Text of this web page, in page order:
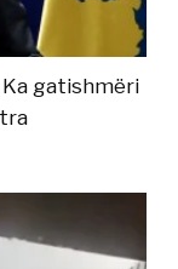
gatishmëri